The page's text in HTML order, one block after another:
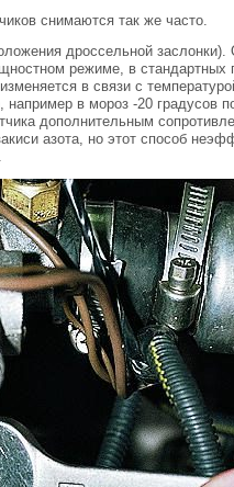
снимаются так же часто.
дроссельной заслонки).
режиме, в
в связи с
в мороз -20 градусов
дополнительным
азота, но этот способ